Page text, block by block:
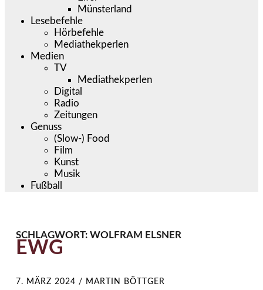
Münsterland
Lesebefehle
Hörbefehle
Mediathekperlen
Medien
TV
Mediathekperlen
Digital
Radio
Zeitungen
Genuss
(Slow-) Food
Film
Kunst
Musik
Fußball
SCHLAGWORT: WOLFRAM ELSNER
EWG
7. MÄRZ 2024 / MARTIN BÖTTGER